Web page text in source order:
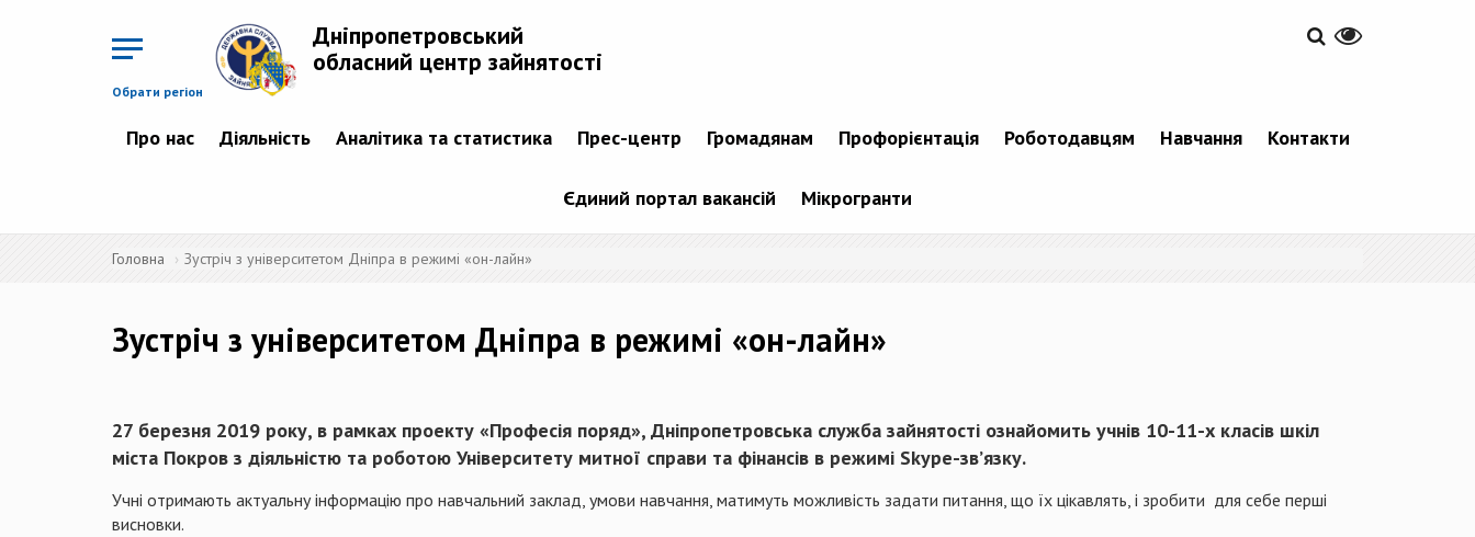
Обрати регіон
Дніпропетровський
обласний центр зайнятості
Про нас Діяльність Аналітика та статистика Прес-центр Громадянам Профорієнтація Роботодавцям Навчання Контакти
Єдиний портал вакансій Мікрогранти
Головна Зустріч з університетом Дніпра в режимі «он-лайн»
Зустріч з університетом Дніпра в режимі «он-лайн»
27 березня 2019 року, в рамках проекту «Професія поряд», Дніпропетровська служба зайнятості ознайомить учнів 10-11-х класів шкіл
міста Покров з діяльністю та роботою Університету митної справи та фінансів в режимі Skype-зв’язку.
Учні отримають актуальну інформацію про навчальний заклад, умови навчання, матимуть можливість задати питання, що їх цікавлять, і зробити для себе перші
висновки.